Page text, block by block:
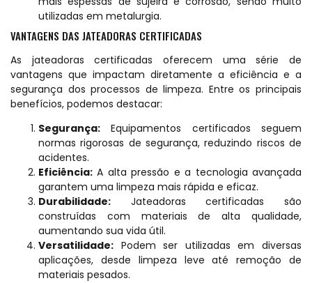
utilizadas em metalurgia.
VANTAGENS DAS JATEADORAS CERTIFICADAS
As jateadoras certificadas oferecem uma série de
vantagens que impactam diretamente a eficiência e a
segurança dos processos de limpeza. Entre os principais
benefícios, podemos destacar:
Segurança: Equipamentos certificados seguem
normas rigorosas de segurança, reduzindo riscos de
acidentes.
Eficiência: A alta pressão e a tecnologia avançada
garantem uma limpeza mais rápida e eficaz.
Durabilidade: Jateadoras certificadas são
construídas com materiais de alta qualidade,
aumentando sua vida útil.
Versatilidade: Podem ser utilizadas em diversas
aplicações, desde limpeza leve até remoção de
materiais pesados.